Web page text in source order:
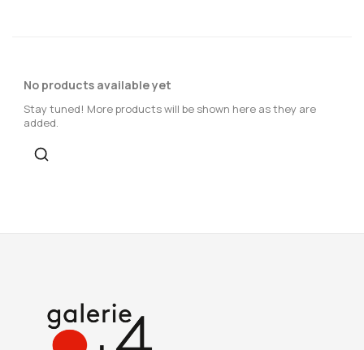
No products available yet
Stay tuned! More products will be shown here as they are
added.